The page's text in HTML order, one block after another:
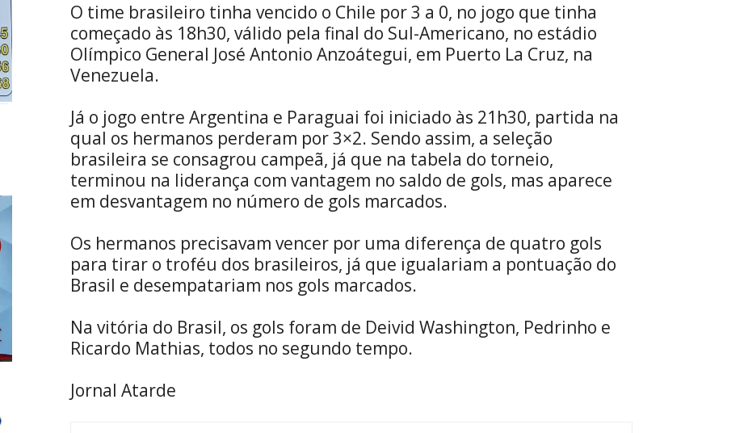
O time brasileiro tinha vencido o Chile por 3 a 0, no jogo que tinha
começado às 18h30, válido pela final do Sul-Americano, no estádio
Olímpico General José Antonio Anzoátegui, em Puerto La Cruz, na
Venezuela.
Já o jogo entre Argentina e Paraguai foi iniciado às 21h30, partida na
qual os hermanos perderam por 3×2. Sendo assim, a seleção
brasileira se consagrou campeã, já que na tabela do torneio,
terminou na liderança com vantagem no saldo de gols, mas aparece
em desvantagem no número de gols marcados.
Os hermanos precisavam vencer por uma diferença de quatro gols
para tirar o troféu dos brasileiros, já que igualariam a pontuação do
Brasil e desempatariam nos gols marcados.
Na vitória do Brasil, os gols foram de Deivid Washington, Pedrinho e
Ricardo Mathias, todos no segundo tempo.
Jornal Atarde